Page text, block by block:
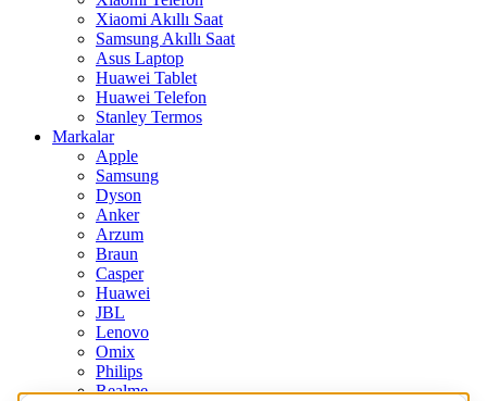
Xiaomi Akıllı Saat
Samsung Akıllı Saat
Asus Laptop
Huawei Tablet
Huawei Telefon
Stanley Termos
Markalar
Apple
Samsung
Dyson
Anker
Arzum
Braun
Casper
Huawei
JBL
Lenovo
Omix
Philips
Realme